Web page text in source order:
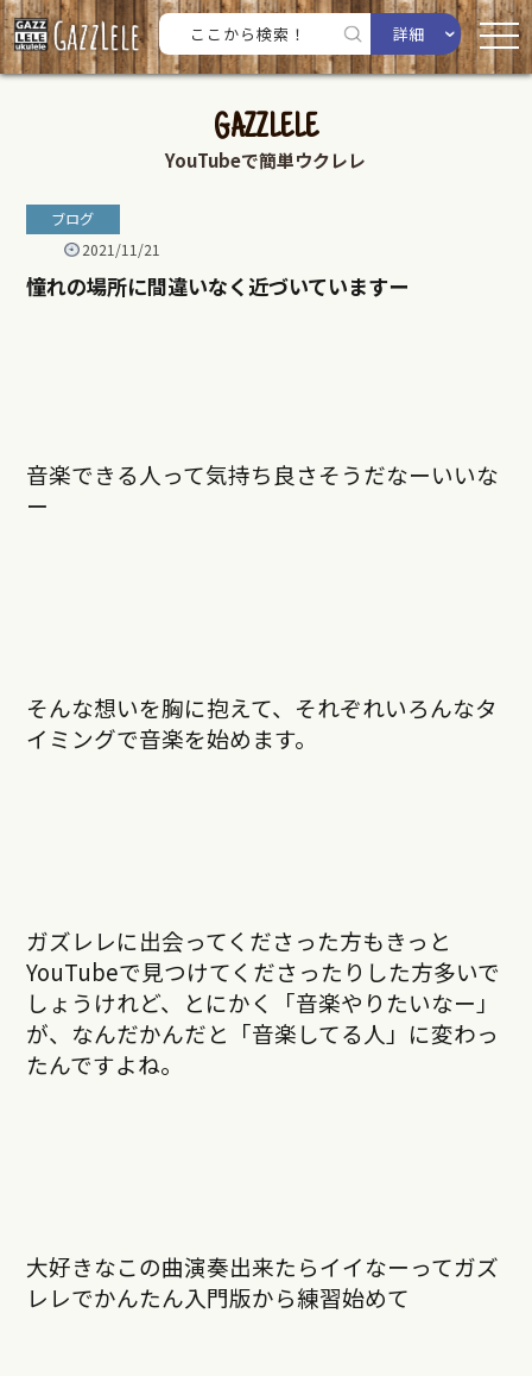
詳細
GAZZLELE
YouTubeで簡単ウクレレ
ブログ
2021/11/21
憧れの場所に間違いなく近づいていますー
音楽できる人って気持ち良さそうだなーいいな
ー
そんな想いを胸に抱えて、それぞれいろんなタ
イミングで音楽を始めます。
ガズレレに出会ってくださった方もきっと
YouTubeで見つけてくださったりした方多いで
しょうけれど、とにかく「音楽やりたいなー」
が、なんだかんだと「音楽してる人」に変わっ
たんですよね。
大好きなこの曲演奏出来たらイイなーってガズ
レレでかんたん入門版から練習始めて